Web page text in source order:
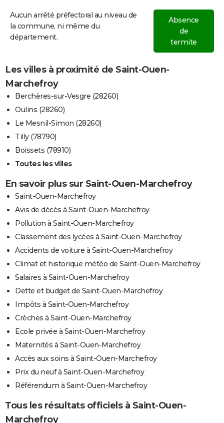
Aucun arrêté préfectoral au niveau de
la commune, ni même du
département.
Absence
de
termite
Les villes à proximité de Saint-Ouen-
Marchefroy
Berchères-sur-Vesgre (28260)
Oulins (28260)
Le Mesnil-Simon (28260)
Tilly (78790)
Boissets (78910)
Toutes les villes
En savoir plus sur Saint-Ouen-Marchefroy
Saint-Ouen-Marchefroy
Avis de décès à Saint-Ouen-Marchefroy
Pollution à Saint-Ouen-Marchefroy
Classement des lycées à Saint-Ouen-Marchefroy
Accidents de voiture à Saint-Ouen-Marchefroy
Climat et historique météo de Saint-Ouen-Marchefroy
Salaires à Saint-Ouen-Marchefroy
Dette et budget de Saint-Ouen-Marchefroy
Impôts à Saint-Ouen-Marchefroy
Crèches à Saint-Ouen-Marchefroy
Ecole privée à Saint-Ouen-Marchefroy
Maternités à Saint-Ouen-Marchefroy
Accès aux soins à Saint-Ouen-Marchefroy
Prix du neuf à Saint-Ouen-Marchefroy
Référendum à Saint-Ouen-Marchefroy
Tous les résultats officiels à Saint-Ouen-
Marchefroy